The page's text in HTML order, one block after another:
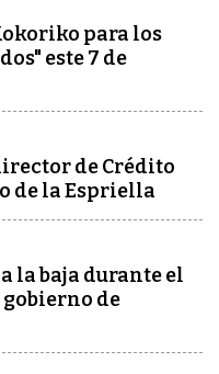
para los
este 7 de
de Crédito
de la Espriella
la baja durante el
de